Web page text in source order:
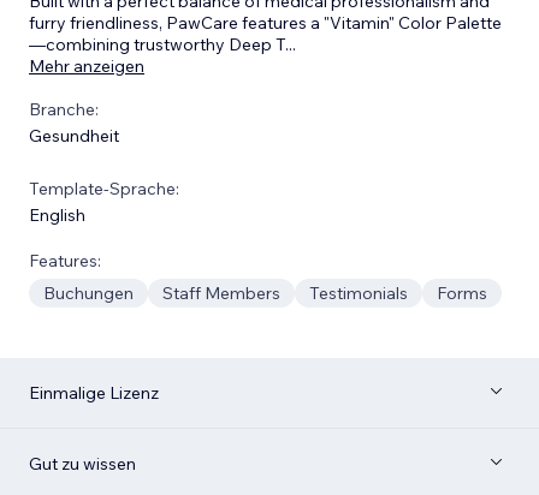
furry friendliness, PawCare features a "Vitamin" Color Palette
—combining trustworthy Deep T...
Mehr anzeigen
Branche:
Gesundheit
Template-Sprache:
English
Features:
Buchungen
Staff Members Testimonials Forms
Einmalige Lizenz
Gut zu wissen